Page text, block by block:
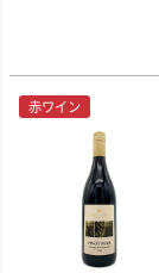
また、持続可能
も積極的に取
リフォルニア・
ブル農法認証お
パ・グリーン
ー認証を取得
ンバウアー家
3代目へと受け
赤ワイン